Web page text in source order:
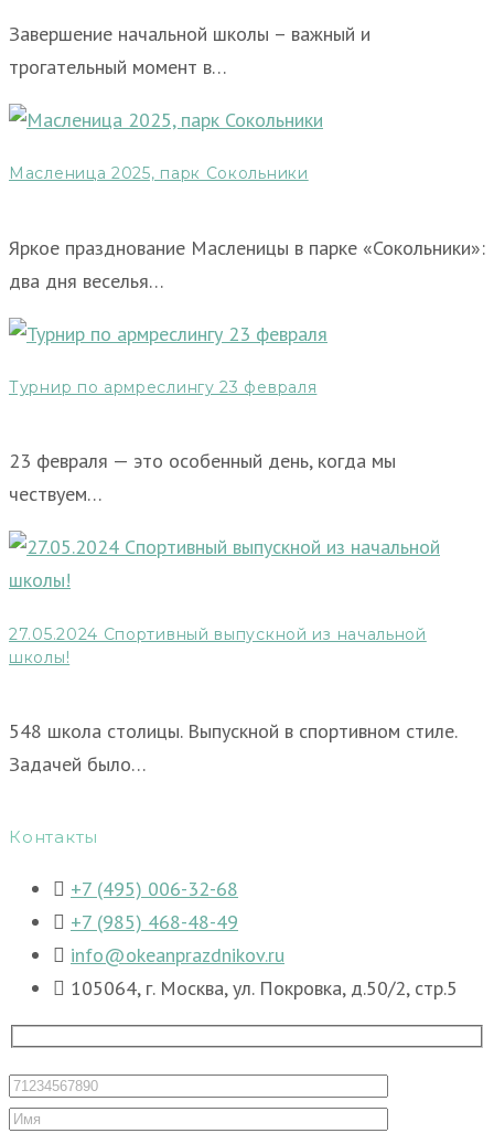
Завершение начальной школы – важный и
трогательный момент в…
Масленица 2025, парк Сокольники
Яркое празднование Масленицы в парке «Сокольники»:
два дня веселья…
Турнир по армреслингу 23 февраля
23 февраля — это особенный день, когда мы
чествуем…
27.05.2024 Спортивный выпускной из начальной
школы!
548 школа столицы. Выпускной в спортивном стиле.
Задачей было…
Контакты
+7 (495) 006-32-68
+7 (985) 468-48-49
info@okeanprazdnikov.ru
105064, г. Москва, ул. Покровка, д.50/2, стр.5